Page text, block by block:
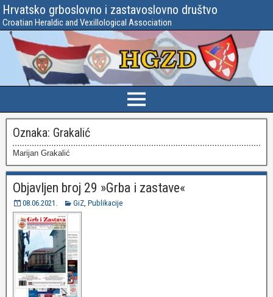
Hrvatsko grboslovno i zastavoslovno društvo
Croatian Heraldic and Vexillological Association
Oznaka: Grakalić
Marijan Grakalić
Objavljen broj 29 »Grba i zastave«
08.06.2021. GiZ, Publikacije